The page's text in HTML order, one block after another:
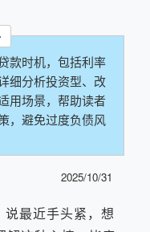
款时机，包括利率
细分析投资型、改
用场景，帮助读者
，避免过度负债风
2025/10/31
最近手头紧，想